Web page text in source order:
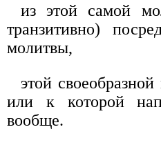
из этой самой
транзитивно)
молитвы,
этой
или к которой
вообще.